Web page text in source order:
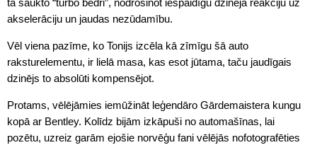
tā saukto “turbo bedri”, nodrošinot iespaidīgu dzinēja reakciju uz
akselerāciju un jaudas nezūdamību.
Vēl viena pazīme, ko Tonijs izcēla kā zīmīgu šā auto
raksturelementu, ir lielā masa, kas esot jūtama, taču jaudīgais
dzinējs to absolūti kompensējot.
Protams, vēlējāmies iemūžināt leģendāro Gārdemaistera kungu
kopā ar Bentley. Kolīdz bijām izkāpuši no automašīnas, lai
pozētu, uzreiz garām ejošie norvēģu fani vēlējās nofotografēties